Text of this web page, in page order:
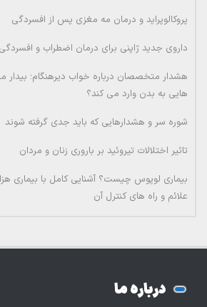
پروکالوپراید و درمان مه مغزی پس از افسردگی
داروی جدید ژاپنی برای درمان اضطراب و افسردگی
هشدار متخصصان درباره خواب دیرهنگام؛
هایی به بدن وارد می کند؟
شوره سر و هشدارهایی که باید جدی گرفته شوند
تاثیر اختلالات تیروئید بر باروری زنان و مردان
بیماری لوپوس چیست؟ آشنایی کامل با بیماری
علائم و راه های کنترل آن
درباره ما